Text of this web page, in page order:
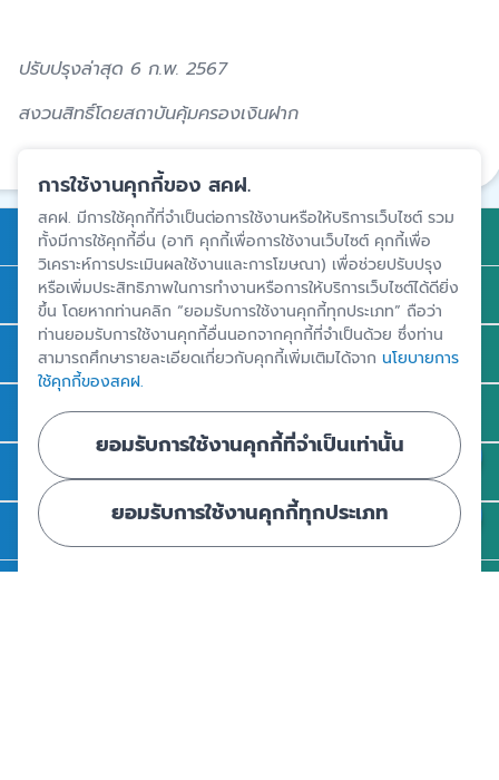
ปรับปรุงล่าสุด 6 ก.พ. 2567
สงวนสิทธิ์โดยสถาบันคุ้มครองเงินฝาก
การคุ้มครองเงินฝาก
ถาม - ตอบ
ความรู้
ข่าวและสื่อประชาสัมพันธ์
รู้จัก สคฝ.
ติดต่อ สคฝ.
การใช้งานคุกกี้ของ สคฝ.
สคฝ. มีการใช้คุกกี้ที่จำเป็นต่อการใช้งานหรือให้บริการเว็บไซต์ รวม
ทั้งมีการใช้คุกกี้อื่น (อาทิ คุกกี้เพื่อการใช้งานเว็บไซต์ คุกกี้เพื่อ
วิเคราะห์การประเมินผลใช้งานและการโฆษณา) เพื่อช่วยปรับปรุง
หรือเพิ่มประสิทธิภาพในการทำงานหรือการให้บริการเว็บไซต์ได้ดียิ่ง
ขึ้น โดยหากท่านคลิก “ยอมรับการใช้งานคุกกี้ทุกประเภท” ถือว่า
ท่านยอมรับการใช้งานคุกกี้อื่นนอกจากคุกกี้ที่จำเป็นด้วย ซึ่งท่าน
สามารถศึกษารายละเอียดเกี่ยวกับคุกกี้เพิ่มเติมได้จาก นโยบายการ
ใช้คุกกี้ของสคฝ.
ยอมรับการใช้งานคุกกี้ที่จำเป็นเท่านั้น
ยอมรับการใช้งานคุกกี้ทุกประเภท